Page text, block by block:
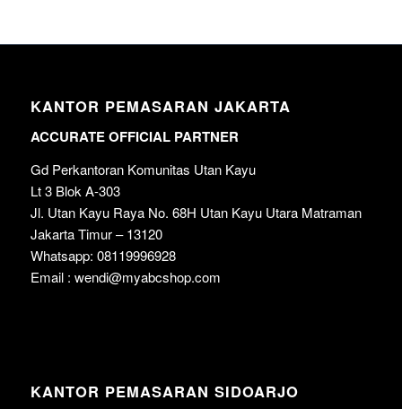
KANTOR PEMASARAN JAKARTA
ACCURATE OFFICIAL PARTNER
Gd Perkantoran Komunitas Utan Kayu
Lt 3 Blok A-303
Jl. Utan Kayu Raya No. 68H Utan Kayu Utara Matraman
Jakarta Timur – 13120
Whatsapp: 08119996928
Email : wendi@myabcshop.com
KANTOR PEMASARAN SIDOARJO